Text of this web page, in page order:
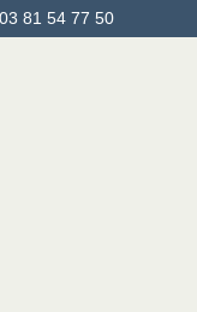
81 54 77 50